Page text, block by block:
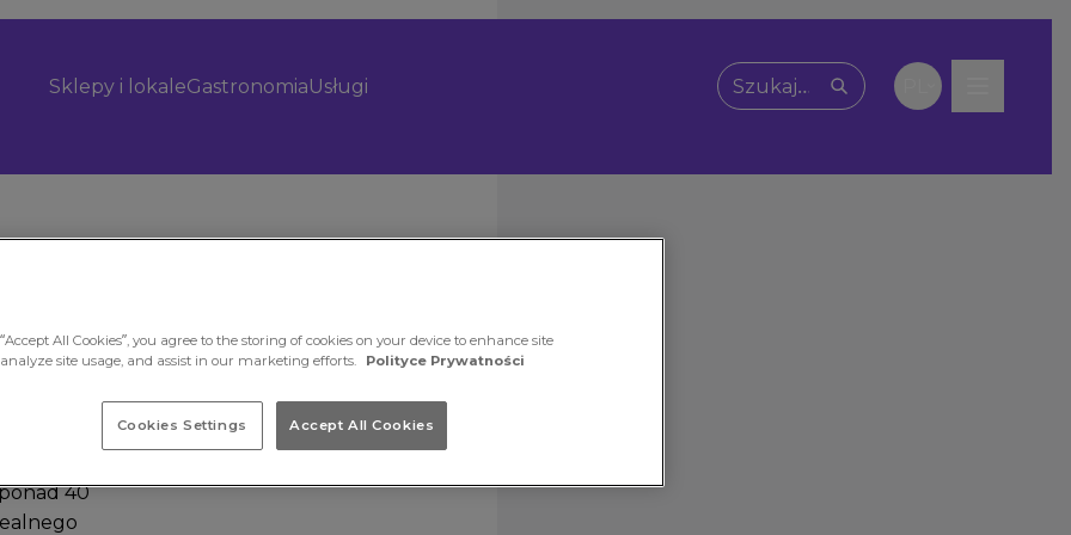
Sklepy i lokaleGastronomiaUsługi
Wpisz, czego szukasz
prestiż
40
All Cookies”, you agree to the storing of cookies on your device to enhance site
site usage, and assist in our marketing efforts.
Polityce Prywatności
Cookies Settings Accept All Cookies